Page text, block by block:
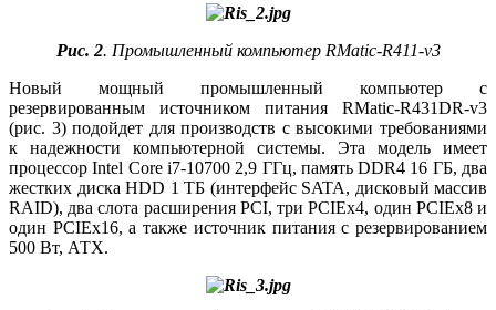
Рис. 2. Промышленный компьютер RMatic-R411‑v3
Новый мощный промышленный компьютер с
резервированным источником питания RMatic-R431DR-v3
(рис. 3) подойдет для производств с высокими требованиями
к надежности компьютерной системы. Эта модель имеет
процессор Intel Core i7-10700 2,9 ГГц, память DDR4 16 ГБ, два
жестких диска HDD 1 TБ (интерфейс SATA, дисковый массив
RAID), два слота расширения PCI, три PCIEx4, один PCIEx8 и
один PCIEx16, а также источник питания с резервированием
500 Вт, АТХ.